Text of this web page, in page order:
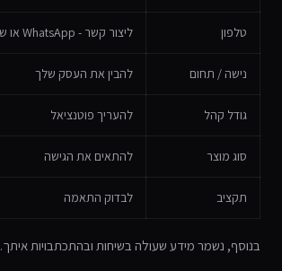
טלפון ליצור קשר - WhatsApp או שיחה
נישה / תחום להבין את העסק שלך
גודל קהל להעריך פוטנציאל
סוג מוצר להתאים את הגישה
תקציב לבדוק התאמה
בנוסף, נשמר מידע שעולה בשיחות ובהתכתבויות איתך.